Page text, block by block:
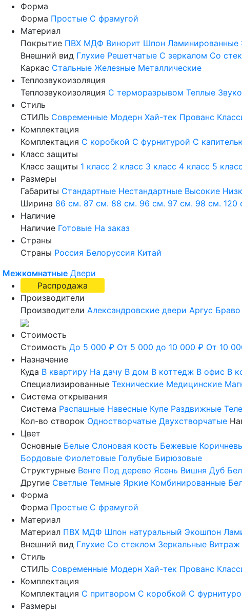
Форма
Форма Простые С фрамугой
Материал
Покрытие ПВХ МДФ Винорит Шпон Ламинированные
Внешний вид Глухие Решетчатые С зеркалом Со
Каркас Стальные Железные Металлические
Теплозвукоизоляция
Теплозвукоизоляция С терморазрывом Теплые
Стиль
СТИЛЬ Современные Модерн Хай-тек Прованс
Комплектация
Комплектация С коробкой С фурнитурой С
Класс защиты
Класс защиты 1 класс 2 класс 3 класс 4 класс 5 класс
Размеры
Габариты Стандартные Нестандартные Высокие
Ширина 86 см. 87 см. 88 см. 96 см. 97 см. 98 см. 120
Наличие
Наличие Готовые На заказ
Страны
Страны Россия Белоруссия Китай
Межкомнатные Двери
Распродажа
Производители
Производители Александровские двери Аргус Браво
Стоимость
Стоимость До 5 000 ₽ От 5 000 до 10 000 ₽ От 10
Назначение
Куда В квартиру На дачу В дом В коттедж В офис В
Специализированные Технические Медицинские
Система открывания
Система Распашные Навесные Купе Раздвижные
Кол-во створок Одностворчатые Двухстворчатые
Цвет
Основные Белые Слоновая кость Бежевые
Бордовые Фиолетовые Голубые Бирюзовые
Структурные Венге Под дерево Ясень Вишня Дуб
Другие Светлые Темные Яркие Комбинированные
Форма
Форма Простые С фрамугой
Материал
Материал ПВХ МДФ Шпон натуральный Экошпон
Внешний вид Глухие Со стеклом Зеркальные Витраж
Стиль
СТИЛЬ Современные Модерн Хай-тек Прованс
Комплектация
Комплектация С притвором С коробкой С
Размеры